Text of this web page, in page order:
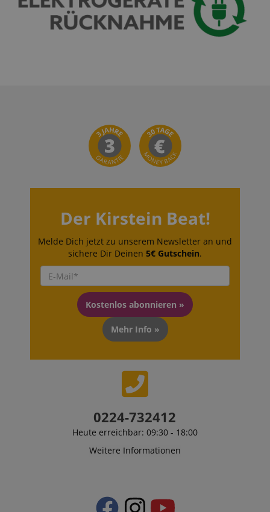
Der Kirstein Beat!
Melde Dich jetzt zu unserem Newsletter an und
sichere Dir Deinen 5€ Gutschein.
Kostenlos abonnieren »
Mehr Info »
0224-732412
Heute erreichbar: 09:30 - 18:00
Weitere Informationen